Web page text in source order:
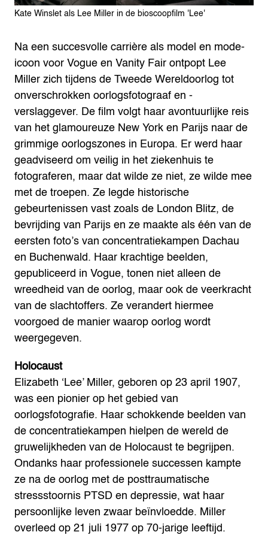
Kate Winslet als Lee Miller in de bioscoopfilm 'Lee'
Na een succesvolle carrière als model en mode-
icoon voor Vogue en Vanity Fair ontpopt Lee
Miller zich tijdens de Tweede Wereldoorlog tot
onverschrokken oorlogsfotograaf en -
verslaggever. De film volgt haar avontuurlijke reis
van het glamoureuze New York en Parijs naar de
grimmige oorlogszones in Europa. Er werd haar
geadviseerd om veilig in het ziekenhuis te
fotograferen, maar dat wilde ze niet, ze wilde mee
met de troepen. Ze legde historische
gebeurtenissen vast zoals de London Blitz, de
bevrijding van Parijs en ze maakte als één van de
eersten foto’s van concentratiekampen Dachau
en Buchenwald. Haar krachtige beelden,
gepubliceerd in Vogue, tonen niet alleen de
wreedheid van de oorlog, maar ook de veerkracht
van de slachtoffers. Ze verandert hiermee
voorgoed de manier waarop oorlog wordt
weergegeven.
Holocaust
Elizabeth ‘Lee’ Miller, geboren op 23 april 1907,
was een pionier op het gebied van
oorlogsfotografie. Haar schokkende beelden van
de concentratiekampen hielpen de wereld de
gruwelijkheden van de Holocaust te begrijpen.
Ondanks haar professionele successen kampte
ze na de oorlog met de posttraumatische
stressstoornis PTSD en depressie, wat haar
persoonlijke leven zwaar beïnvloedde. Miller
overleed op 21 juli 1977 op 70-jarige leeftijd.